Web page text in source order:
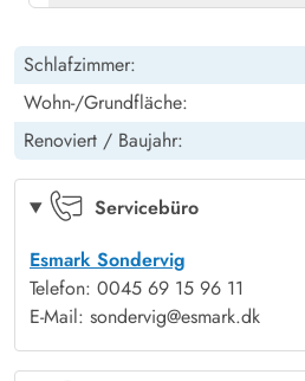
Für den täglichen Bedarf könnt ihr
erledigen, denn verschiedene
Søndervig, das ca. 600 m entfernt
verschiedene Restaurants, aber
welches bestimmt bei den
großen Anklang finden wird.
Umgebung und ihr werdet mit
Schlafzimmer:
Wohn-/Grundfläche:
Renoviert / Baujahr:
Servicebüro
Esmark Sondervig
Telefon: 0045 69 15 96 11
E-Mail: sondervig@esmark.dk
Fußboden: Holzlaminat -